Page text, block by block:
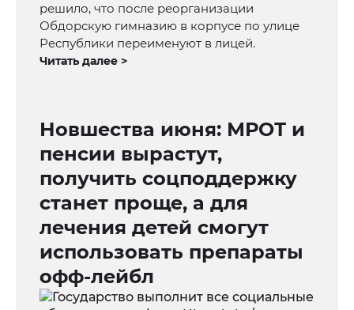
решило, что после реорганизации
Обдорскую гимназию в корпусе по улице
Республики переименуют в лицей.
Читать далее >
Новшества июня: МРОТ и
пенсии вырастут,
получить соцподдержку
станет проще, а для
лечения детей смогут
использовать препараты
офф-лейбл